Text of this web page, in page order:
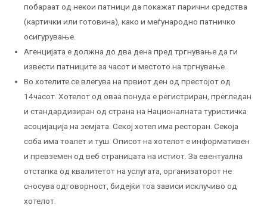
побараат од некои патници да покажат парични средства
(картички или готовина), како и меѓународно патничко
осигурување.
Агенцијата е должна до два дена пред тргнување да ги
извести патниците за часот и местото на тргнување.
Во хотелите се влегува на првиот ден од престојот од
14часот. Хотелот од оваа понуда е регистриран, прегледан
и стандардизиран од страна на Националната туристичка
асоцијација на земјата. Секој хотел има ресторан. Секоја
соба има тоалет и туш. Описот на хотелот е информативен
и превземен од веб страницата на истиот. За евентуална
отстапка од квалитетот на услугата, организаторот не
сносува одговорност, бидејќи тоа зависи исклучиво од
хотелот.